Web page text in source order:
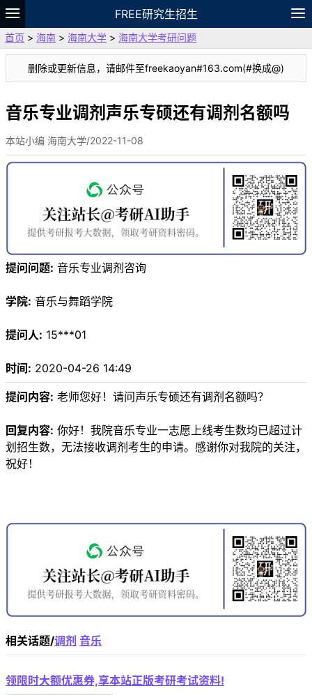
FREE研究生招生
题库
故事 专题 APP 笔记
VIP
资料
首页 > 海南 > 海南大学 > 海南大学考研问题
删除或更新信息，请邮件至freekaoyan#163.com(#换成@)
音乐专业调剂声乐专硕还有调剂名额吗
本站小编 海南大学/2022-11-08
提问问题: 音乐专业调剂咨询
学院: 音乐与舞蹈学院
提问人: 15***01
时间: 2020-04-26 14:49
提问内容: 老师您好！请问声乐专硕还有调剂名额吗？
回复内容: 你好！我院音乐专业一志愿上线考生数均已超过计
划招生数，无法接收调剂考生的申请。感谢你对我院的关注，
祝好！
相关话题/调剂 音乐
领限时大额优惠券,享本站正版考研考试资料!